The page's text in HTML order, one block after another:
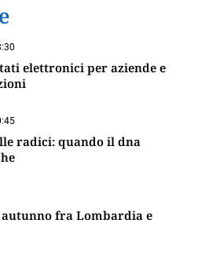
elettronici per aziende e
radici: quando il dna
fra Lombardia e